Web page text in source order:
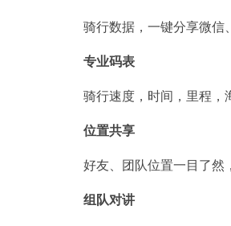
骑行数据，一键分享微信
专业码表
骑行速度，时间，里程，
位置共享
好友、团队位置一目了然
组队对讲